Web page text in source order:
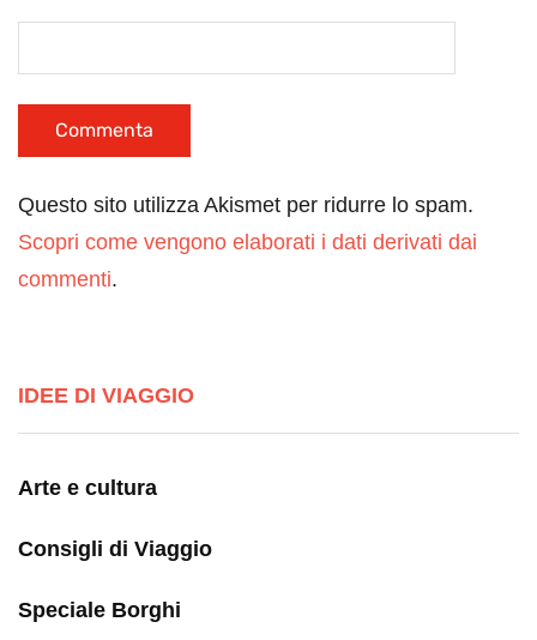
Questo sito utilizza Akismet per ridurre lo spam.
Scopri come vengono elaborati i dati derivati dai
commenti.
IDEE DI VIAGGIO
Arte e cultura
Consigli di Viaggio
Speciale Borghi